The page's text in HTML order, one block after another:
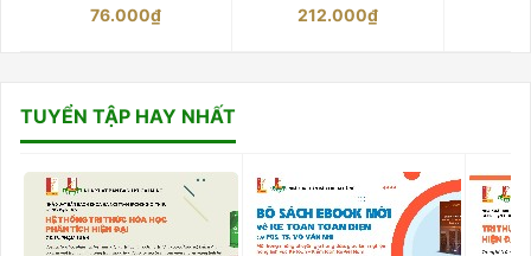
76.000₫ 212.000₫
TUYỂN TẬP HAY NHẤT